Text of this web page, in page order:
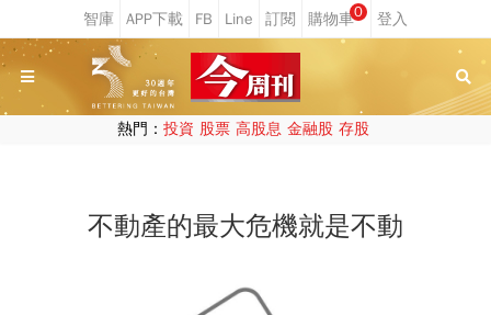
0
熱門： 投資 股票 高股息 金融股 存股
不動產的最大危機就是不動